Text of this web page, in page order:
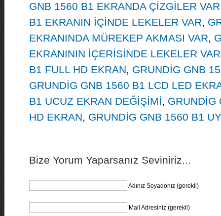
GNB 1560 B1 EKRANDA ÇİZGİLER VAR
B1 EKRANIN İÇİNDE LEKELER VAR,
EKRANINDA MÜREKEP AKMASI VAR,
EKRANININ İÇERİSİNDE LEKELER VAR
B1 FULL HD EKRAN, GRUNDİG GNB
GRUNDİG GNB 1560 B1 LCD LED
B1 UCUZ EKRAN DEĞİŞİMİ, GRUNDİG
HD EKRAN, GRUNDİG GNB 1560 B1
Bize Yorum Yaparsanız Seviniriz...
Adınız Soyadonız (gerekli)
Mail Adresiniz (gerekli)